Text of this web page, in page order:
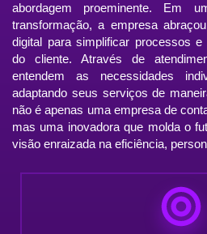
abordagem proeminente. Em
transformação, a empresa
digital para simplificar processos
do cliente. Através de
entendem as necessidades
adaptando seus serviços de
não é apenas uma empresa de
mas uma inovadora que molda o
visão enraizada na eficiência,